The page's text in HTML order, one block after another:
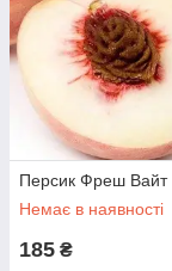
Персик Фреш Вайт
Немає в наявності
185 ₴